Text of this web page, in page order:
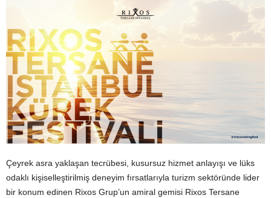
Çeyrek asra yaklaşan tecrübesi, kusursuz hizmet anlayışı ve lüks
odaklı kişiselleştirilmiş deneyim fırsatlarıyla turizm sektöründe lider
bir konum edinen Rixos Grup’un amiral gemisi Rixos Tersane